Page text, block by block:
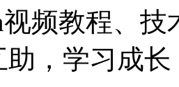
频教程、
助，学习成长